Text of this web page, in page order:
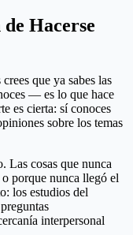
Hacerse
que ya sabes las
— es lo que hace
es cierta: sí conoces
sobre los temas
Las cosas que nunca
porque nunca llegó el
los estudios del
interpersonal